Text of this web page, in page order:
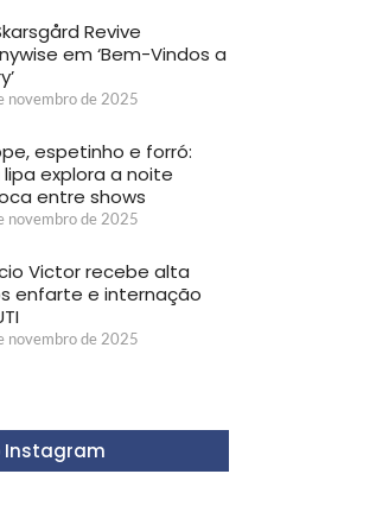
Revive
em ‘Bem-Vindos a
novembro de 2025
espetinho e forró:
explora a noite
entre shows
novembro de 2025
Victor recebe alta
enfarte e internação
novembro de 2025
Instagram